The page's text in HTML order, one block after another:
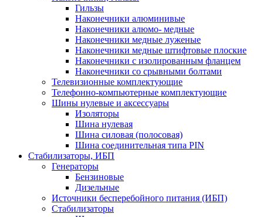
Гильзы
Наконечники алюминивые
Наконечники алюмо- медные
Наконечники медные луженые
Наконечники медные штифтовые плоские
Наконечники с изолированным фланцем
Наконечники со срывными болтами
Телевизионные комплектующие
Телефонно-компьютерные комплектующие
Шины нулевые и аксессуары
Изоляторы
Шина нулевая
Шина силовая (полосовая)
Шина соединительная типа PIN
Стабилизаторы, ИБП
Генераторы
Бензиновые
Дизельные
Источники бесперебойного питания (ИБП)
Стабилизаторы